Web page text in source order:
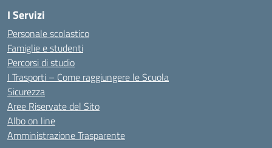
I Servizi
Personale scolastico
Famiglie e studenti
Percorsi di studio
I Trasporti – Come raggiungere le Scuola
Sicurezza
Aree Riservate del Sito
Albo on line
Amministrazione Trasparente